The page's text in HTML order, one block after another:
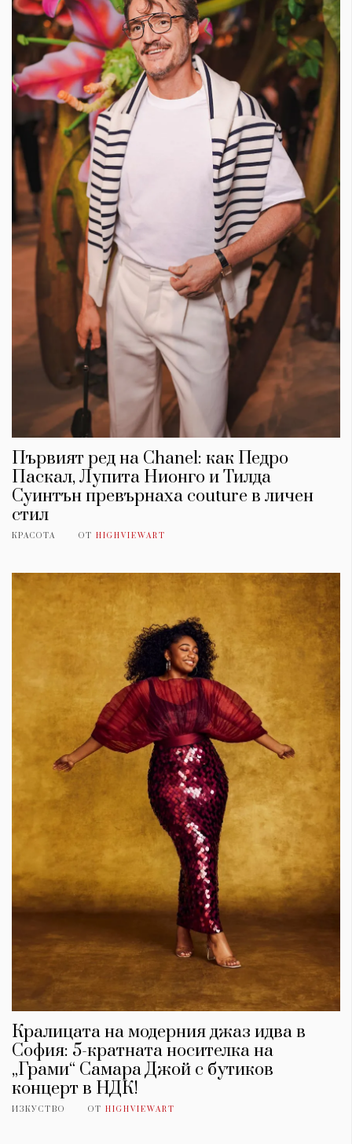
Първият ред на Chanel: как Педро
Паскал, Лупита Нионго и Тилда
Суинтън превърнаха couture в личен
стил
КРАСОТА ОТ HIGHVIEWART
Кралицата на модерния джаз идва в
София: 5-кратната носителка на
„Грами“ Самара Джой с бутиков
концерт в НДК!
ИЗКУСТВО ОТ HIGHVIEWART